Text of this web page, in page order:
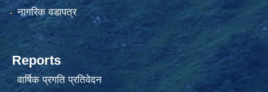
नागरिक वडापत्र
Reports
वार्षिक प्रगति प्रतिवेदन